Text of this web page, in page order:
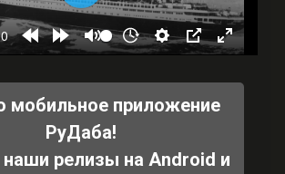
приложение
РуДаба!
релизы на Android и